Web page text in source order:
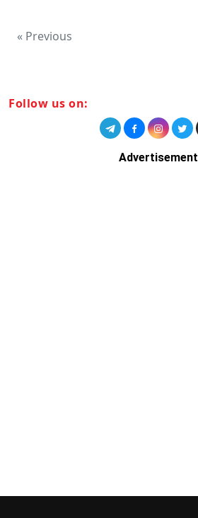
« Previous
Follow us on:
Advertisement